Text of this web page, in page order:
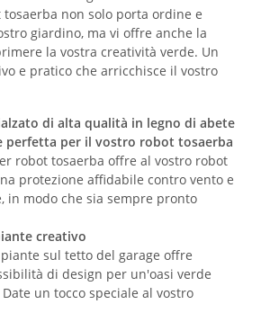
non solo porta ordine e
giardino, ma vi offre anche la
la vostra creatività verde. Un
e pratico che arricchisce il vostro
di alta qualità in legno di abete
perfetta per il vostro robot tosaerba
robot tosaerba offre al vostro robot
protezione affidabile contro vento e
in modo che sia sempre pronto
creativo
sul tetto del garage offre
di design per un'oasi verde
un tocco speciale al vostro